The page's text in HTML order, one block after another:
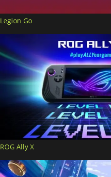
Legion Go
ROG Ally X